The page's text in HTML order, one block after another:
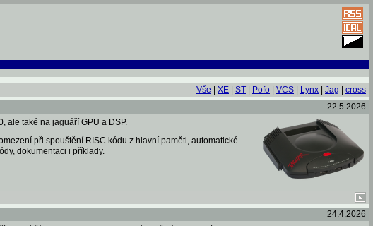
Vše XE ST Pofo VCS Lynx Jag cross
22.5.2026
ale také na jaguáří GPU a DSP.
při spouštění RISC kódu z hlavní paměti, automatické
dokumentaci i příklady.
24.4.2026